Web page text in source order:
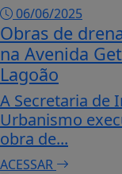
06/06/2025
Obras de
na Avenida
Lagoão
A Secretaria de
Urbanismo
obra de...
ACESSAR